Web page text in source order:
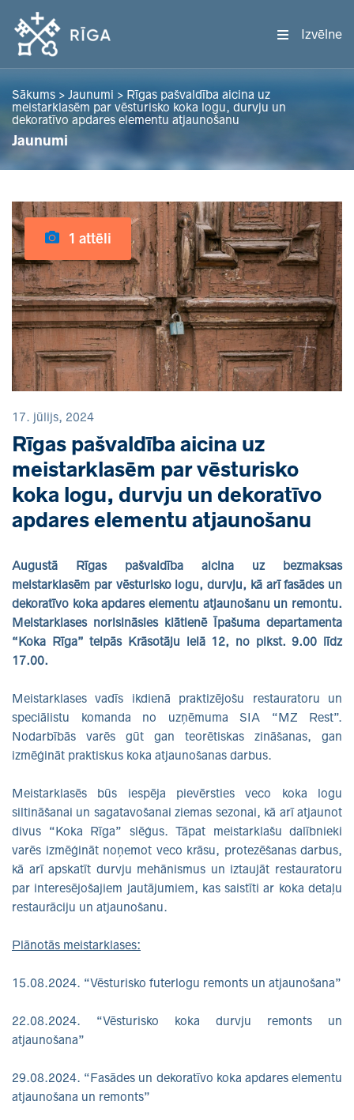
Izvēlne
Sākums > Jaunumi > Rīgas pašvaldība aicina uz
meistarklasēm par vēsturisko koka logu, durvju un
dekoratīvo apdares elementu atjaunošanu
Jaunumi
1 attēli
17. jūlijs, 2024
Rīgas pašvaldība aicina uz
meistarklasēm par vēsturisko
koka logu, durvju un dekoratīvo
apdares elementu atjaunošanu
Augustā Rīgas pašvaldība aicina uz bezmaksas
meistarklasēm par vēsturisko logu, durvju, kā arī fasādes un
dekoratīvo koka apdares elementu atjaunošanu un remontu.
Meistarklases norisināsies klātienē Īpašuma departamenta
“Koka Rīga” telpās Krāsotāju ielā 12, no plkst. 9.00 līdz
17.00.
Meistarklases vadīs ikdienā praktizējošu restauratoru un
speciālistu komanda no uzņēmuma SIA “MZ Rest”.
Nodarbībās varēs gūt gan teorētiskas zināšanas, gan
izmēģināt praktiskus koka atjaunošanas darbus.
Meistarklasēs būs iespēja pievērsties veco koka logu
siltināšanai un sagatavošanai ziemas sezonai, kā arī atjaunot
divus “Koka Rīga” slēģus. Tāpat meistarklašu dalībnieki
varēs izmēģināt noņemot veco krāsu, protezēšanas darbus,
kā arī apskatīt durvju mehānismus un iztaujāt restauratoru
par interesējošajiem jautājumiem, kas saistīti ar koka detaļu
restaurāciju un atjaunošanu.
Plānotās meistarklases:
15.08.2024. “Vēsturisko futerlogu remonts un atjaunošana”
22.08.2024. “Vēsturisko koka durvju remonts un
atjaunošana”
29.08.2024. “Fasādes un dekoratīvo koka apdares elementu
atjaunošana un remonts”